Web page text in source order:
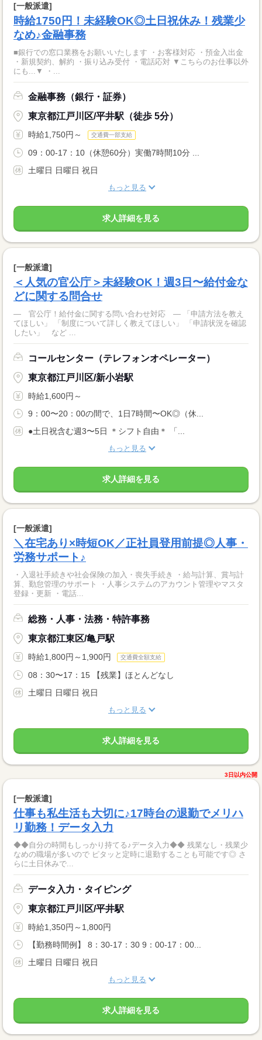
[一般派遣]
時給1750円！未経験OK◎土日祝休み！残業少
なめ♪金融事務
■銀行での窓口業務をお願いいたします ・お客様対応 ・預金入出金
・新規契約、解約 ・振り込み受付 ・電話応対 ▼こちらのお仕事以外
にも...▼ ・...
金融事務（銀行・証券）
東京都江戸川区/平井駅（徒歩 5分）
時給1,750円～ 交通費一部支給
09：00-17：10（休憩60分）実働7時間10分 ...
土曜日 日曜日 祝日
もっと見る
求人詳細を見る
[一般派遣]
＜人気の官公庁＞未経験OK！週3日〜給付金な
どに関する問合せ
― 官公庁！給付金に関する問い合わせ対応 ― 「申請方法を教え
てほしい」 「制度について詳しく教えてほしい」 「申請状況を確認
したい」 など ...
コールセンター（テレフォンオペレーター）
東京都江戸川区/新小岩駅
時給1,600円～
9：00〜20：00の間で、1日7時間〜OK◎（休...
●土日祝含む週3〜5日 ＊シフト自由＊ 「...
もっと見る
求人詳細を見る
[一般派遣]
＼在宅あり×時短OK／正社員登用前提◎人事・
労務サポート♪
・入退社手続きや社会保険の加入・喪失手続き ・給与計算、賞与計
算、勤怠管理のサポート ・人事システムのアカウント管理やマスタ
登録・更新 ・電話...
総務・人事・法務・特許事務
東京都江東区/亀戸駅
時給1,800円～1,900円 交通費全額支給
08：30〜17：15 【残業】ほとんどなし
土曜日 日曜日 祝日
もっと見る
求人詳細を見る
3日以内公開
[一般派遣]
仕事も私生活も大切に♪17時台の退勤でメリハ
リ勤務！データ入力
◆◆自分の時間もしっかり持てる♪データ入力◆◆ 残業なし・残業少
なめの職場が多いので ピタッと定時に退勤することも可能です◎ さ
らに土日休みで...
データ入力・タイピング
東京都江戸川区/平井駅
時給1,350円～1,800円
【勤務時間例】 8：30-17：30 9：00-17：00...
土曜日 日曜日 祝日
もっと見る
求人詳細を見る